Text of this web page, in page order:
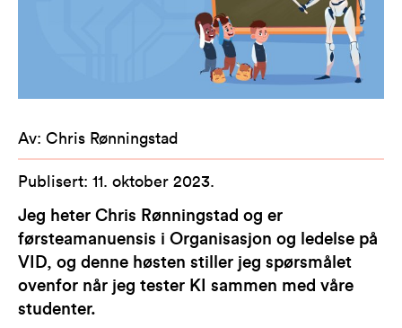
Av: Chris Rønningstad
Publisert: 11. oktober 2023.
Jeg heter Chris Rønningstad og er
førsteamanuensis i Organisasjon og ledelse på
VID, og denne høsten stiller jeg spørsmålet
ovenfor når jeg tester KI sammen med våre
studenter.